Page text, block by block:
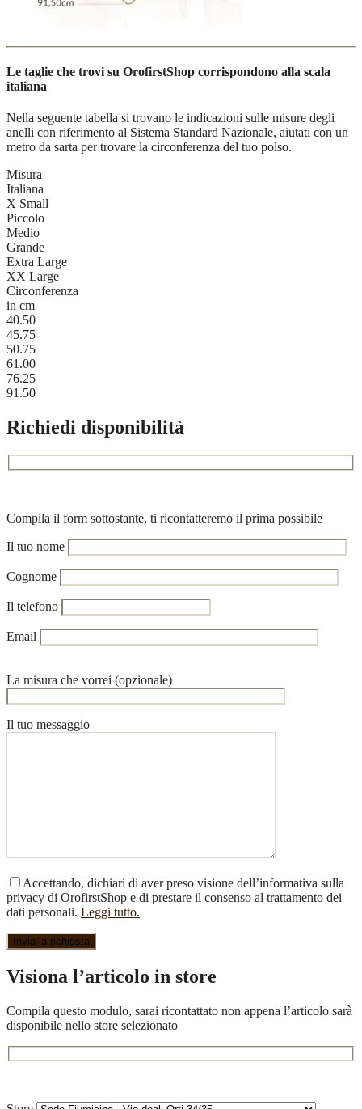
Le taglie che trovi su OrofirstShop corrispondono alla scala
italiana
Nella seguente tabella si trovano le indicazioni sulle misure degli
anelli con riferimento al Sistema Standard Nazionale, aiutati con un
metro da sarta per trovare la circonferenza del tuo polso.
Misura
Italiana
X Small
Piccolo
Medio
Grande
Extra Large
XX Large
Circonferenza
in cm
40.50
45.75
50.75
61.00
76.25
91.50
Richiedi disponibilità
Compila il form sottostante, ti ricontatteremo il prima possibile
Il tuo nome
Cognome
Il telefono
Email
La misura che vorrei (opzionale)
Il tuo messaggio
Accettando, dichiari di aver preso visione dell’informativa sulla
privacy di OrofirstShop e di prestare il consenso al trattamento dei
dati personali. Leggi tutto.
Visiona l’articolo in store
Compila questo modulo, sarai ricontattato non appena l’articolo sarà
disponibile nello store selezionato